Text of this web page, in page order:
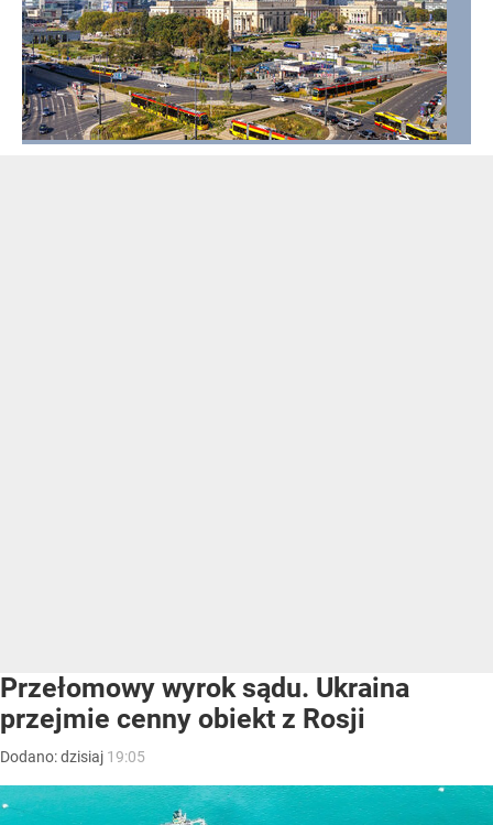
Przełomowy wyrok sądu. Ukraina
przejmie cenny obiekt z Rosji
Dodano:dzisiaj 19:05